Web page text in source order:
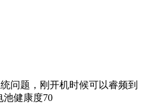
问题，刚开机时候可以睿频到
池健康度70